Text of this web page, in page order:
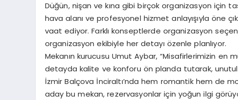
Düğün, nişan ve kına gibi birçok organizasyon için
hava alanı ve profesyonel hizmet anlayışıyla öne
vaat ediyor. Farklı konseptlerde organizasyon
organizasyon ekibiyle her detayı özenle planlıyor.
Mekanın kurucusu Umut Aybar, “Misafirlerimizin en
detayda kalite ve konforu ön planda tutarak,
İzmir Balçova İnciraltı’nda hem romantik hem de
aday bu mekan, rezervasyonlar için yoğun ilgi